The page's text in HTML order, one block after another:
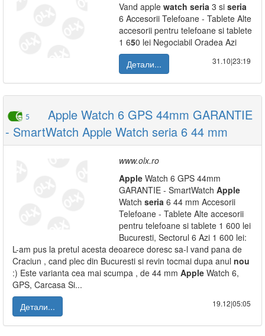
Vand apple watch seria 3 si seria
6 Accesorii Telefoane - Tablete Alte
accesorii pentru telefoane si tablete
1 650 lei Negociabil Oradea Azi
Детали...
31.10|23:19
5
Apple Watch 6 GPS 44mm GARANTIE
- SmartWatch Apple Watch seria 6 44 mm
www.olx.ro
Apple Watch 6 GPS 44mm
GARANTIE - SmartWatch Apple
Watch seria 6 44 mm Accesorii
Telefoane - Tablete Alte accesorii
pentru telefoane si tablete 1 600 lei
Bucuresti, Sectorul 6 Azi 1 600 lei:
L-am pus la pretul acesta deoarece doresc sa-l vand pana de
Craciun , cand plec din Bucuresti si revin tocmai dupa anul nou
:) Este varianta cea mai scumpa , de 44 mm Apple Watch 6,
GPS, Carcasa Si...
Детали...
19.12|05:05